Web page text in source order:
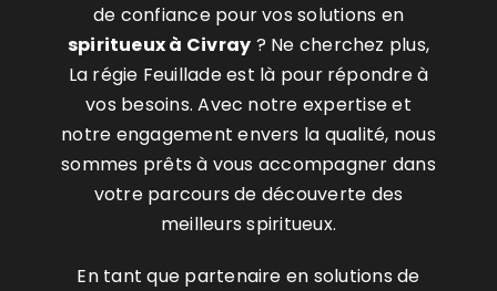
de confiance pour vos solutions en
spiritueux à Civray ? Ne cherchez plus,
La régie Feuillade est là pour répondre à
vos besoins. Avec notre expertise et
notre engagement envers la qualité, nous
sommes prêts à vous accompagner dans
votre parcours de découverte des
meilleurs spiritueux.
En tant que partenaire en solutions de